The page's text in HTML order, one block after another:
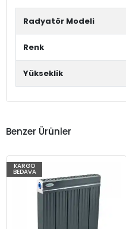
Radyatör Modeli
Renk
Yükseklik
Benzer Ürünler
KARGO
BEDAVA